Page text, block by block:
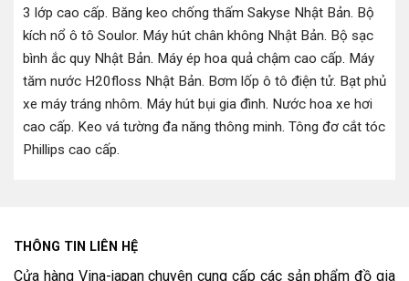
3 lớp cao cấp. Băng keo chống thấm Sakyse Nhật Bản. Bộ
kích nổ ô tô Soulor. Máy hút chân không Nhật Bản. Bộ sạc
bình ắc quy Nhật Bản. Máy ép hoa quả chậm cao cấp. Máy
tăm nước H20floss Nhật Bản. Bơm lốp ô tô điện tử. Bạt phủ
xe máy tráng nhôm. Máy hút bụi gia đình. Nước hoa xe hơi
cao cấp. Keo vá tường đa năng thông minh. Tông đơ cắt tóc
Phillips cao cấp.
THÔNG TIN LIÊN HỆ
Cửa hàng Vina-japan chuyên cung cấp các sản phẩm đồ gia